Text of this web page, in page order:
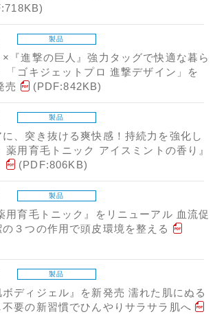
製品
×『進撃の巨人』強力タッグで快適な暮ら
「ゴキジェットプロ 進撃デザイン」を
売
(PDF:842KB)
製品
、突き抜ける爽快感！持続力を強化し
薬用育毛トニック アイスミントの香り』
(PDF:806KB)
製品
用育毛トニック』をリニューアル 血流促
３つの作用で頭皮環境を整える
製品
ボディジェル』を新発売 濡れた肌にぬる
要の新習慣でひんやりサラサラ肌へ